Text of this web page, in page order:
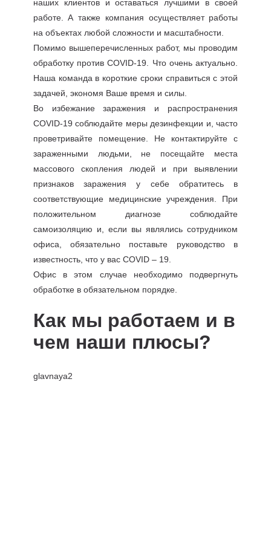
наших клиентов и оставаться лучшими в своей
работе. А также компания осуществляет работы
на объектах любой сложности и масштабности.
Помимо вышеперечисленных работ, мы проводим
обработку против COVID-19. Что очень актуально.
Наша команда в короткие сроки справиться с этой
задачей, экономя Ваше время и силы.
Во избежание заражения и распространения
COVID-19 соблюдайте меры дезинфекции и, часто
проветривайте помещение. Не контактируйте с
зараженными людьми, не посещайте места
массового скопления людей и при выявлении
признаков заражения у себе обратитесь в
соответствующие медицинские учреждения. При
положительном диагнозе соблюдайте
самоизоляцию и, если вы являлись сотрудником
офиса, обязательно поставьте руководство в
известность, что у вас COVID – 19.
Офис в этом случае необходимо подвергнуть
обработке в обязательном порядке.
Как мы работаем и в
чем наши плюсы?